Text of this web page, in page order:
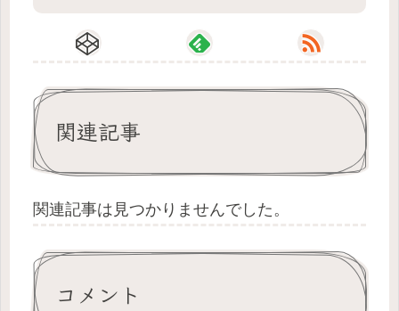
関連記事
関連記事は見つかりませんでした。
コメント